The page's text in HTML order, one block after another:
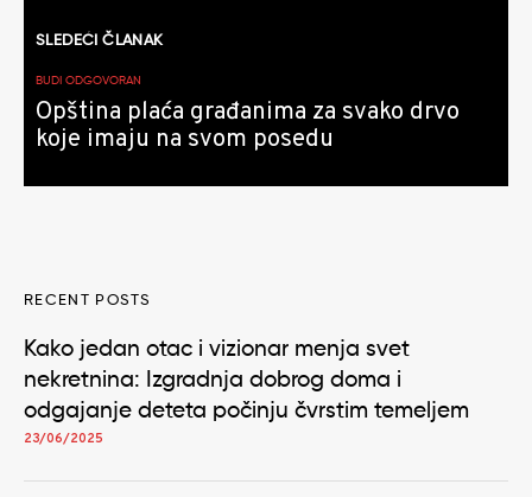
SLEDEĆI ČLANAK
BUDI ODGOVORAN
Opština plaća građanima za svako drvo
koje imaju na svom posedu
RECENT POSTS
Kako jedan otac i vizionar menja svet
nekretnina: Izgradnja dobrog doma i
odgajanje deteta počinju čvrstim temeljem
23/06/2025